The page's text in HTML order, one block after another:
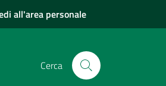
all'area personale
Cerca